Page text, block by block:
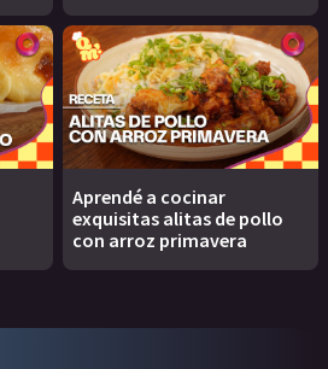
Aprendé a cocinar
exquisitas alitas de pollo
con arroz primavera